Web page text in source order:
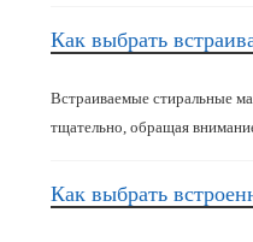
Как выбрать
Встраиваемые стиральные
тщательно, обращая
Как выбрать